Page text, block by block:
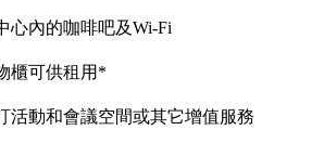
心內的咖啡吧及Wi-Fi
櫃可供租用*
活動和會議空間或其它增值服務